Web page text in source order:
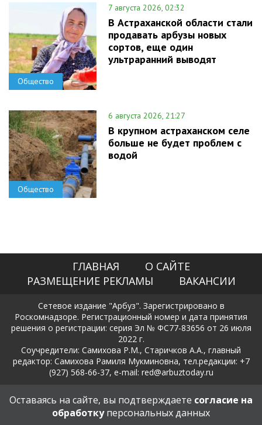
Общество
7 августа 2026, 02:32
В Астраханской области стали
продавать арбузы новых
сортов, еще один
ультраранний выводят
Общество
6 августа 2026, 21:27
В крупном астраханском селе
больше не будет проблем с
водой
ГЛАВНАЯ
О САЙТЕ
РАЗМЕЩЕНИЕ РЕКЛАМЫ
ВАКАНСИИ
Сетевое издание "Арбуз". Зарегистрировано в
Роскомнадзоре. Регистрационный номер и дата принятия
решения о регистрации: серия Эл № ФС77-83656 от 26 июля
2022 г.
Соучредители: Самихова Р.М., Старичков А.А., главный
редактор: Самихова Рамиля Мукминовна, тел.редакции: +7
(927) 568-66-37, e-mail: red@arbuztoday.ru
Политика в отношении обработки и защиты персональных
данных
Оставаясь на сайте, вы подтверждаете согласие на
обработкуперсональных данных